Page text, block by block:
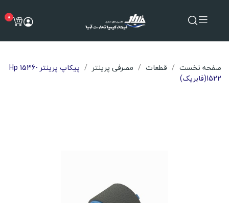
0
صفحه نخست قطعات مصرفی پرینتر
پیکاپ پرینتر Hp 1536-
1522(فابریک)